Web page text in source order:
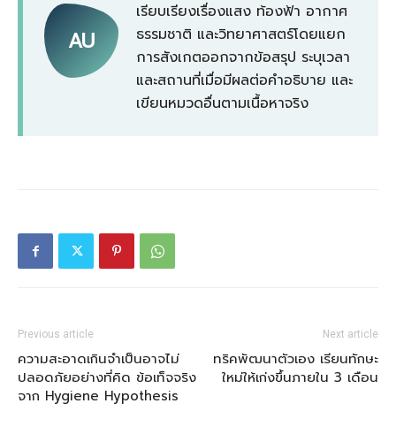
AU
เรียบเรียงเรื่องแสง ท้องฟ้า อากาศ
ธรรมชาติ และวิทยาศาสตร์โดยแยก
การสังเกตออกจากข้อสรุป ระบุเวลา
และสถานที่เมื่อมีผลต่อคำอธิบาย และ
เขียนหมวดอื่นตามเนื้อหาจริง
Previous article
ความสะอาดเกินจำเป็นอาจไม่
ปลอดภัยอย่างที่คิด ข้อเท็จจริง
จาก Hygiene Hypothesis
Next article
ทริคพัฒนาตัวเอง เรียนทักษะ
ใหม่ให้เก่งขึ้นภายใน 3 เดือน